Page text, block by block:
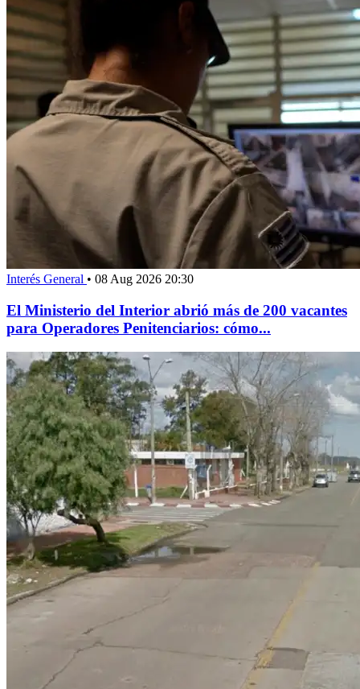
Interés General • 08 Aug 2026 20:30
El Ministerio del Interior abrió más de 200 vacantes
para Operadores Penitenciarios: cómo...